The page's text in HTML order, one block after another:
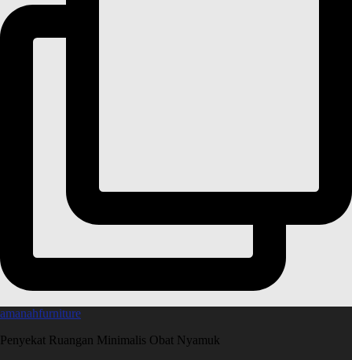
amanahfurniture
Penyekat Ruangan Minimalis Obat Nyamuk